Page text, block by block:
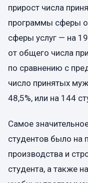
прирост числа
программы сферы
сферы услуг — на
от общего числа
по сравнению с
число принятых
48,5%, или на 144
Самое
студентов было на
производства и
студента, а также